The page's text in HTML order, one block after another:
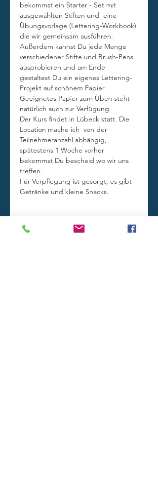
bekommst ein Starter - Set mit
ausgewählten Stiften und  eine
Übungsvorlage (Lettering-Workbook)
die wir gemeinsam ausführen.
Außerdem kannst Du jede Menge
verschiedener Stifte und Brush-Pens
ausprobieren und am Ende
gestaltest Du ein eigenes Lettering-
Projekt auf schönem Papier.
Geeignetes Papier zum Üben steht
natürlich auch zur Verfügung.
Der Kurs findet in Lübeck statt. Die
Location mache ich  von der
Teilnehmeranzahl abhängig,
spätestens 1 Woche vorher
bekommst Du bescheid wo wir uns
treffen.
Für Verpflegung ist gesorgt, es gibt
Getränke und kleine Snacks.